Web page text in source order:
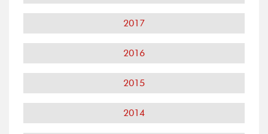
2017
2016
2015
2014